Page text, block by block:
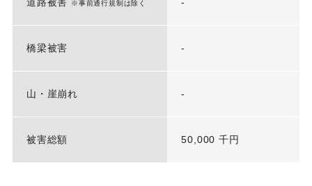
※事前通行規制は除く
橋梁被害 -
山・崖崩れ -
被害総額 50,000 千円